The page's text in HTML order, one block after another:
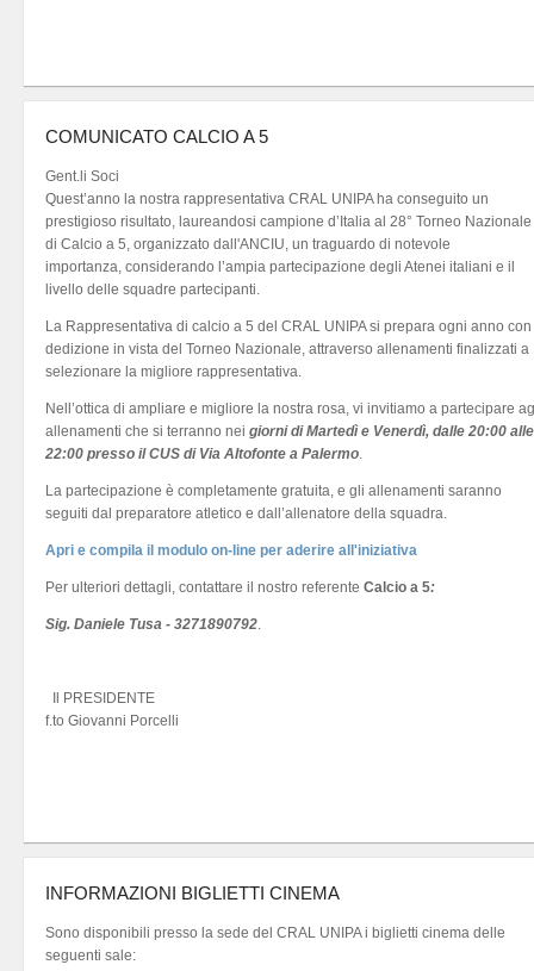
COMUNICATO CALCIO A 5
Gent.li Soci
Quest’anno la nostra rappresentativa CRAL UNIPA ha conseguito un
prestigioso risultato, laureandosi campione d’Italia al 28° Torneo Nazionale
di Calcio a 5, organizzato dall'ANCIU, un traguardo di notevole
importanza, considerando l’ampia partecipazione degli Atenei italiani e il
livello delle squadre partecipanti.
La Rappresentativa di calcio a 5 del CRAL UNIPA si prepara ogni anno con
dedizione in vista del Torneo Nazionale, attraverso allenamenti finalizzati a
selezionare la migliore rappresentativa.
Nell’ottica di ampliare e migliore la nostra rosa, vi invitiamo a partecipare
allenamenti che si terranno nei giorni di Martedì e Venerdì, dalle 20:00 alle
22:00 presso il CUS di Via Altofonte a Palermo.
La partecipazione è completamente gratuita, e gli allenamenti saranno
seguiti dal preparatore atletico e dall’allenatore della squadra.
Apri e compila il modulo on-line per aderire all'iniziativa
Per ulteriori dettagli, contattare il nostro referente Calcio a 5:
Sig. Daniele Tusa - 3271890792.
Il PRESIDENTE
f.to Giovanni Porcelli
INFORMAZIONI BIGLIETTI CINEMA
Sono disponibili presso la sede del CRAL UNIPA i biglietti cinema delle
seguenti sale: